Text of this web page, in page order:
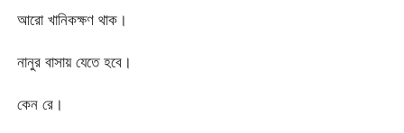
আরো খানিকক্ষণ থাক।
নানুর বাসায় যেতে হবে।
কেন রে।